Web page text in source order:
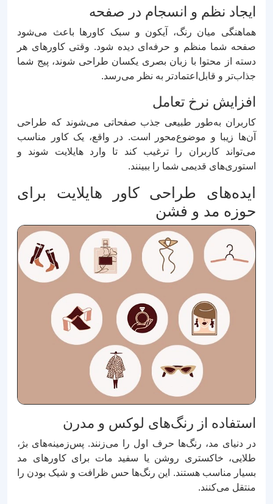
ایجاد نظم و انسجام در صفحه
هماهنگی میان رنگ، آیکون و سبک کاورها باعث می‌شود
صفحه شما منظم و حرفه‌ای دیده شود. وقتی کاورهای هر
دسته از محتوا با زبان بصری یکسان طراحی شوند، پیج شما
جذاب‌تر و قابل‌اعتمادتر به نظر می‌رسد.
افزایش نرخ تعامل
کاربران به‌طور طبیعی جذب صفحاتی می‌شوند که طراحی
آن‌ها زیبا و موضوع‌محور است. در واقع، یک کاور مناسب
می‌تواند کاربران را ترغیب کند تا وارد هایلایت شوند و
استوری‌های قدیمی شما را ببینند.
ایده‌های طراحی کاور هایلایت برای
حوزه مد و فشن
استفاده از رنگ‌های لوکس و مدرن
در دنیای مد، رنگ‌ها حرف اول را می‌زنند. پس‌زمینه‌های بژ،
طلایی، خاکستری روشن یا سفید مات برای کاورهای مد
بسیار مناسب هستند. این رنگ‌ها حس ظرافت و شیک بودن را
منتقل می‌کنند.